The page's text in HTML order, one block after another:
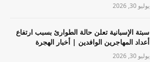
يوليو 30, 2026
سبتة الإسبانية تعلن حالة الطوارئ بسبب ارتفاع
أعداد المهاجرين الوافدين | أخبار الهجرة
يوليو 30, 2026